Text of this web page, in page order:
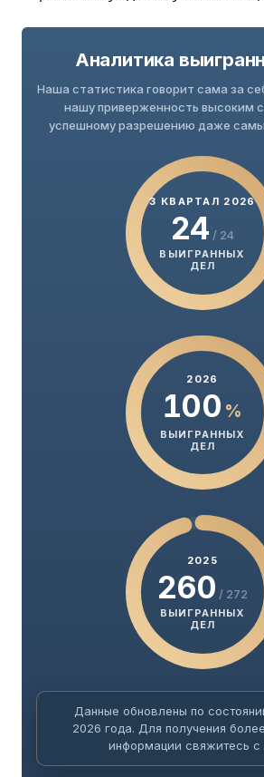
Аналитика
Наша статистика говорит сама за
нашу приверженность высоким
успешному разрешению даже
3 КВАРТАЛ 2026
24 / 24
ВЫИГРАННЫХ
ДЕЛ
2026
100 %
ВЫИГРАННЫХ
ДЕЛ
2025
260 / 272
ВЫИГРАННЫХ
ДЕЛ
Данные обновлены по
2026 года. Для получения
информации свяжитесь с